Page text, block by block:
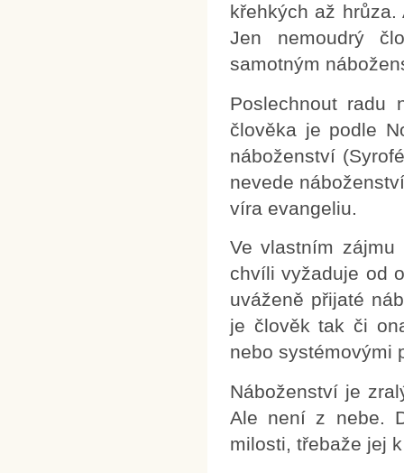
křehkých až
Jen nemoudrý
samotným
Poslechnout radu
člověka je podle
náboženství
nevede
víra evangeliu.
Ve vlastním
chvíli vyžaduje od
uváženě přijaté
je člověk tak či
nebo systémovými
Náboženství je
Ale není z nebe.
milosti, třebaže jej